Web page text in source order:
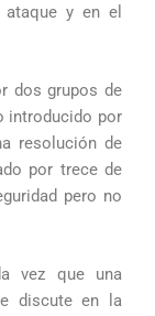
y en el
dos grupos de
introducido por
resolución de
por trece de
pero no
vez que una
discute en la